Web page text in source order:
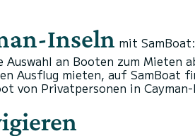
Inseln mit
an Booten zum Mieten
Ausflug mieten, auf SamBoat
von Privatpersonen in